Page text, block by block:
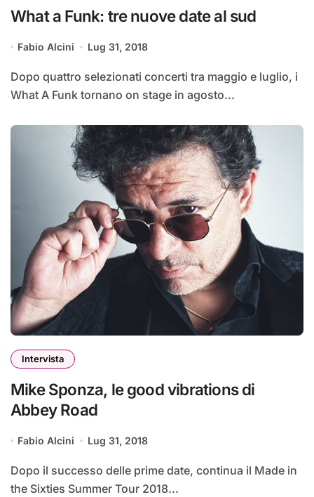
What a Funk: tre nuove date al sud
Fabio Alcini Lug 31, 2018
Dopo quattro selezionati concerti tra maggio e luglio, i
What A Funk tornano on stage in agosto...
Intervista
Mike Sponza, le good vibrations di
Abbey Road
Fabio Alcini Lug 31, 2018
Dopo il successo delle prime date, continua il Made in
the Sixties Summer Tour 2018...